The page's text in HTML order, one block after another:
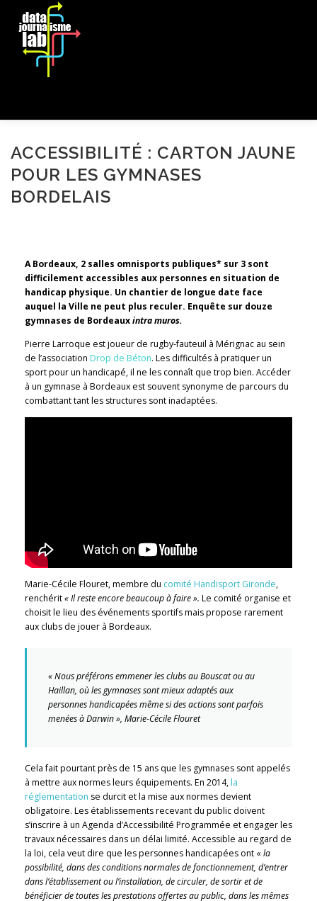
contenu
ACCESSIBILITÉ : CARTON JAUNE
POUR LES GYMNASES
BORDELAIS
A Bordeaux, 2 salles omnisports publiques* sur 3 sont
difficilement accessibles aux personnes en situation de
handicap physique. Un chantier de longue date face
auquel la Ville ne peut plus reculer. Enquête sur douze
gymnases de Bordeauxintra muros.
Pierre Larroque est joueur de rugby-fauteuil à Mérignac au sein
de l’association Drop de Béton. Les difficultés à pratiquer un
sport pour un handicapé, il ne les connaît que trop bien. Accéder
à un gymnase à Bordeaux est souvent synonyme de parcours du
combattant tant les structures sont inadaptées.
Marie-Cécile Flouret, membre du comité Handisport Gironde,
renchérit« Il reste encore beaucoup à faire ». Le comité organise et
choisit le lieu des événements sportifs mais propose rarement
aux clubs de jouer à Bordeaux.
« Nous préférons emmener les clubs au Bouscat ou au
Haillan, où les gymnases sont mieux adaptés aux
personnes handicapées même si des actions sont parfois
menées à Darwin », Marie-Cécile Flouret
Cela fait pourtant près de 15 ans que les gymnases sont appelés
à mettre aux normes leurs équipements. En 2014,la
réglementation se durcit et la mise aux normes devient
obligatoire. Les établissements recevant du public doivent
s’inscrire à un Agenda d’Accessibilité Programmée et engager les
travaux nécessaires dans un délai limité. Accessible au regard de
la loi, cela veut dire que les personnes handicapées ont « la
possibilité, dans des conditions normales de fonctionnement, d’entrer
dans l’établissement ou l’installation, decirculer, desortiret de
bénéficier de toutes les prestations offertes au public, dans les mêmes